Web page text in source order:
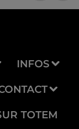
INFOS
TOTEM